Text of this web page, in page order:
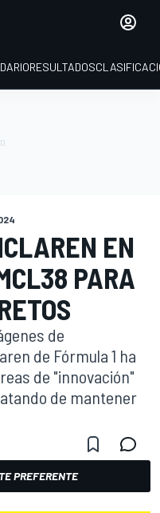
RESULTADOS
EN
PARA
de
de Fórmula 1 ha
de "innovación"
de mantener
PREFERENTE